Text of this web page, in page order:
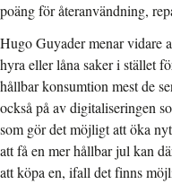
poäng för återanvändning,
Hugo Guyader menar vidare
hyra eller låna saker i stället
hållbar konsumtion mest de
också på av digitaliseringen
som gör det möjligt att öka
att få en mer hållbar jul kan
att köpa en, ifall det finns